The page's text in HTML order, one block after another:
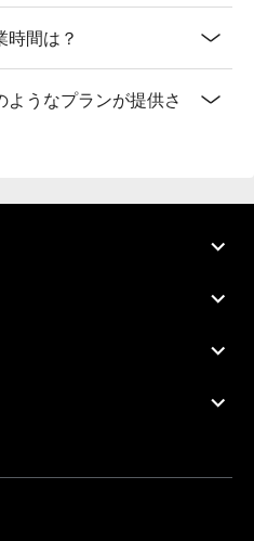
時間は？
うなプランが提供さ